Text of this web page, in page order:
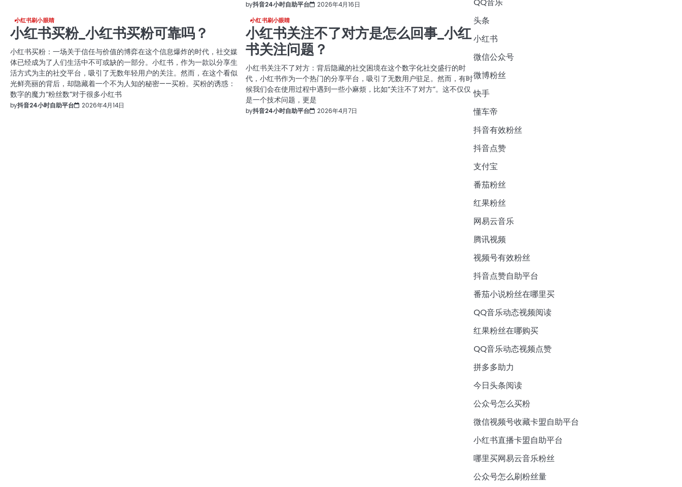
by抖音24小时自助平台 2026年4月16日
小红书刷小眼睛
小红书买粉_小红书买粉可靠吗？
小红书买粉：一场关于信任与价值的博弈在这个信息爆炸的时代，社交媒
体已经成为了人们生活中不可或缺的一部分。小红书，作为一款以分享生
活方式为主的社交平台，吸引了无数年轻用户的关注。然而，在这个看似
光鲜亮丽的背后，却隐藏着一个不为人知的秘密——买粉。买粉的诱惑：
数字的魔力“粉丝数”对于很多小红书
by抖音24小时自助平台 2026年4月14日
小红书刷小眼睛
小红书关注不了对方是怎么回事_小红
书关注问题？
小红书关注不了对方：背后隐藏的社交困境在这个数字化社交盛行的时
代，小红书作为一个热门的分享平台，吸引了无数用户驻足。然而，有时
候我们会在使用过程中遇到一些小麻烦，比如“关注不了对方”。这不仅仅
是一个技术问题，更是
by抖音24小时自助平台 2026年4月7日
QQ音乐
头条
小红书
微信公众号
微博粉丝
快手
懂车帝
抖音有效粉丝
抖音点赞
支付宝
番茄粉丝
红果粉丝
网易云音乐
腾讯视频
视频号有效粉丝
抖音点赞自助平台
番茄小说粉丝在哪里买
QQ音乐动态视频阅读
红果粉丝在哪购买
QQ音乐动态视频点赞
拼多多助力
今日头条阅读
公众号怎么买粉
微信视频号收藏卡盟自助平台
小红书直播卡盟自助平台
哪里买网易云音乐粉丝
公众号怎么刷粉丝量